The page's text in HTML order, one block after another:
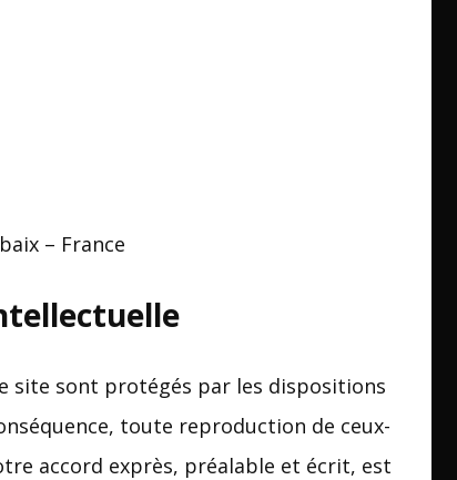
– France
site sont protégés par les dispositions
toute reproduction de ceux-
accord exprès, préalable et écrit, est